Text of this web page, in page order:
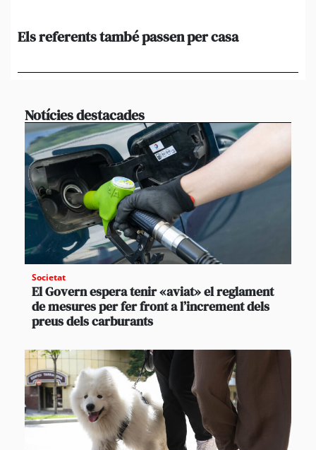
Els referents també passen per casa
Notícies destacades
Societat
El Govern espera tenir «aviat» el reglament
de mesures per fer front a l’increment dels
preus dels carburants